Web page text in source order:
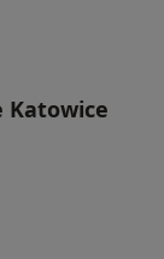
Katowice